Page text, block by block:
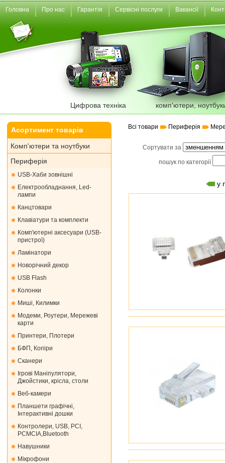
Головна Про нас Гарантія Сервісні послуги Вакансії
Цифрова техніка комп'ютери,
Асортимент товарів
Комп'ютери та ноутбуки
Периферія
USB-Хаби зовнішні
Електрообладнання, Led-
лампи
Канцтовари
Клавіатури та комплекти
Комп'ютерні аксесуари (USB-
пристрої)
Ламінатори
Новорічний декор
USB Flash
Колонки
Миші, Килимки
Модеми, Роутери, Мережеві
карти
Принтери, Плотери
БФП, Копіри
Сканери
Ігрові Маніпулятори,
Джойстики, крісла, столи
Веб-камери
Планшети графічні,
Інтерактивні дошки
Контролери, USB, PCI,
PCMCIA,Bluetooth
Навушники
Мікрофони
Всі товари Периферія
Сортувати за
пошук по категорії
у